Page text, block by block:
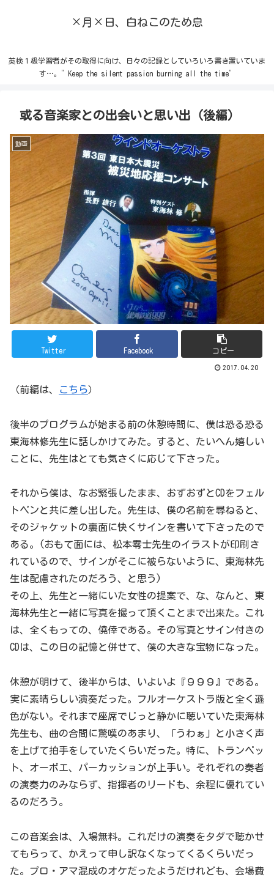
×月×日、白ねこのため息
英検１級学習者がその取得に向け、日々の記録としていろいろ書き置いていま
す…。”Keep the silent passion burning all the time”
或る音楽家との出会いと思い出（後編）
動画
Twitter Facebook コピー
2017.04.20
（前編は、 こちら）
後半のプログラムが始まる前の休憩時間に、僕は恐る恐る
東海林修先生に話しかけてみた。すると、たいへん嬉しい
ことに、先生はとても気さくに応じて下さった。
それから僕は、なお緊張したまま、おずおずとCDをフェル
トペンと共に差し出した。先生は、僕の名前を尋ねると、
そのジャケットの裏面に快くサインを書いて下さったので
ある。(おもて面には、松本零士先生のイラストが印刷さ
れているので、サインがそこに被らないように、東海林先
生は配慮されたのだろう、と思う)
その上、先生と一緒にいた女性の提案で、な、なんと、東
海林先生と一緒に写真を撮って頂くことまで出来た。これ
は、全くもっての、僥倖である。その写真とサイン付きの
CDは、この日の記憶と併せて、僕の大きな宝物になった。
休憩が明けて、後半からは、いよいよ『９９９』である。
実に素晴らしい演奏だった。フルオーケストラ版と全く遜
色がない。それまで座席でじっと静かに聴いていた東海林
先生も、曲の合間に驚嘆のあまり、「うわぁ」と小さく声
を上げて拍手をしていたくらいだった。特に、トランペッ
ト、オーボエ、パーカッションが上手い。それぞれの奏者
の演奏力のみならず、指揮者のリードも、余程に優れてい
るのだろう。
この音楽会は、入場無料。これだけの演奏をタダで聴かせ
てもらって、かえって申し訳なくなってくるくらいだっ
た。プロ・アマ混成のオケだったようだけれども、会場費